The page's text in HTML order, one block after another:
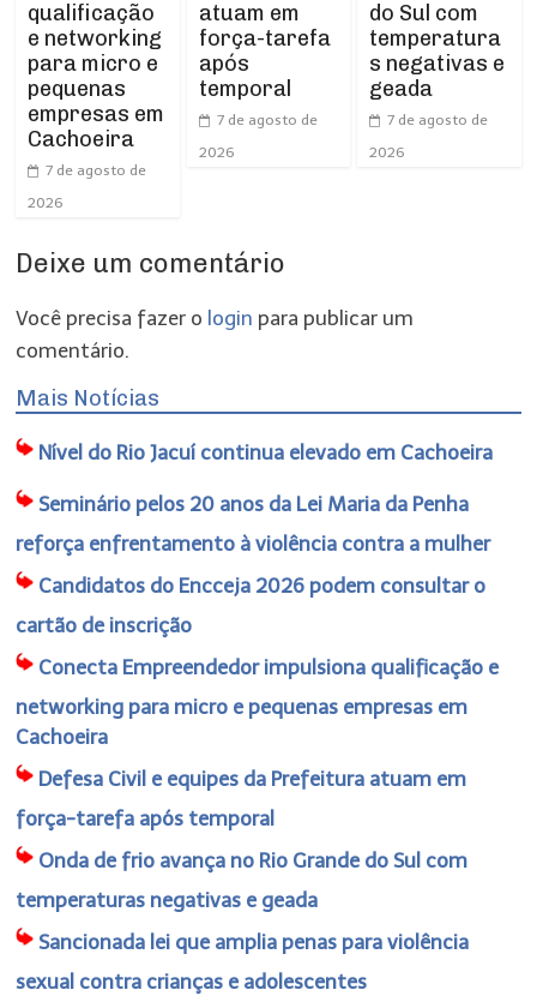
qualificação
e networking
para micro e
pequenas
empresas em
Cachoeira
7 de agosto de
2026
atuam em
força-tarefa
após
temporal
7 de agosto de
2026
do Sul com
temperatura
s negativas e
geada
7 de agosto de
2026
Deixe um comentário
Você precisa fazer o login para publicar um
comentário.
Mais Notícias
Nível do Rio Jacuí continua elevado em Cachoeira
Seminário pelos 20 anos da Lei Maria da Penha
reforça enfrentamento à violência contra a mulher
Candidatos do Encceja 2026 podem consultar o
cartão de inscrição
Conecta Empreendedor impulsiona qualificação e
networking para micro e pequenas empresas em
Cachoeira
Defesa Civil e equipes da Prefeitura atuam em
força-tarefa após temporal
Onda de frio avança no Rio Grande do Sul com
temperaturas negativas e geada
Sancionada lei que amplia penas para violência
sexual contra crianças e adolescentes